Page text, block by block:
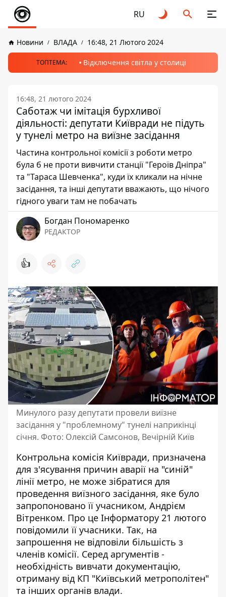
RU
Новини ВЛАДА 16:48, 21 Лютого 2024
ТОПТЕМА: Відключення світла у столиці
16:48, 21 лютого 2024
Саботаж чи імітація бурхливої
діяльності: депутати Київради не підуть
у тунелі метро на виїзне засідання
Частина контрольної комісії з роботи метро
була б не проти вивчити станції "Героїв Дніпра"
та "Тараса Шевченка", куди їх кликали на нічне
засідання, та інші депутати вважають, що нічого
гідного уваги там не побачать
Богдан Пономаренко
РЕДАКТОР
👍
Минулого разу депутати провели виїзне
засідання у "проблемному" тунелі наприкінці
січня. Фото: Олексій Самсонов, Вечірній Київ
Контрольна комісія Київради, призначена
для з'ясування причин аварії на "синій"
лінії метро, не може зібратися для
проведення виїзного засідання, яке було
запропоновано її учасником, Андрієм
Вітренком. Про це Інформатору 21 лютого
повідомили її учасники. Так, на
запрошення не відповіли більшість з
членів комісії. Серед аргументів -
необхідність вивчати документацію,
отриману від КП "Київський метрополітен"
та інших органів влади.